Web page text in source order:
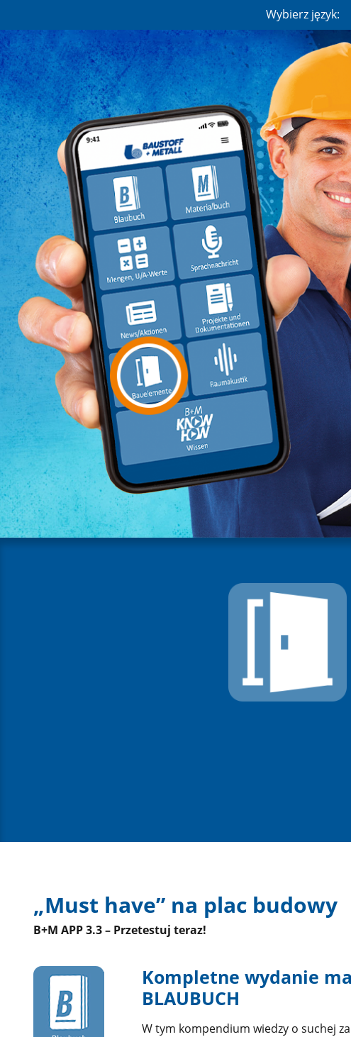
Wybierz język:
„Must have” na plac budowy
B+M APP 3.3 – Przetestuj teraz!
Kompletne wydanie
BLAUBUCH
W tym kompendium wiedzy o suchej